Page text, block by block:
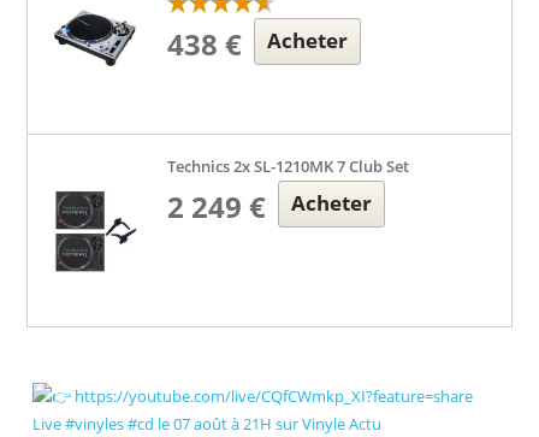
438 € Acheter
Technics 2x SL-1210MK 7 Club Set
2 249 € Acheter
Live #vinyles #cd le 07 août à 21H sur Vinyle Actu